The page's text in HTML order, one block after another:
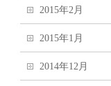
2015年2月
2015年1月
2014年12月